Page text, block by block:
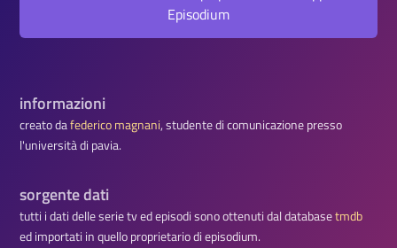
Episodium
informazioni
creato dafederico magnani, studente di comunicazione presso
l'università di pavia.
sorgente dati
tutti i dati delle serie tv ed episodi sono ottenuti dal databasetmdb
ed importati in quello proprietario di episodium.